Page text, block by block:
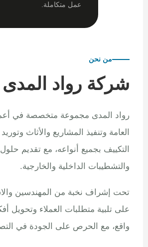
عمل متكاملة.
من نحن
شركة رواد المدى
رواد المدى مجموعة متخصصة في
العامة وتنفيذ المشاريع والأثاث وتوريد
التكييف بجميع أنواعه، مع تقديم حلول
والتشطيبات الداخلية والخارجية.
تحت إشراف نخبة من المهندسين
على تلبية متطلبات العملاء وتحويل
واقع، مع الحرص على الجودة في